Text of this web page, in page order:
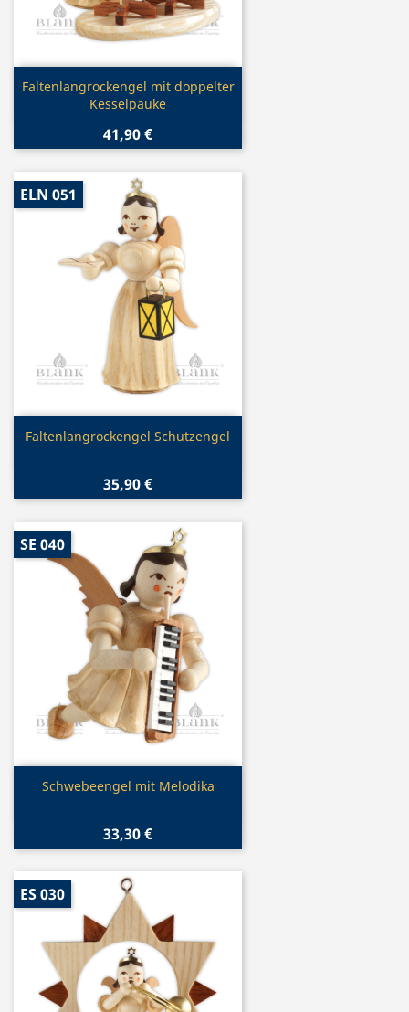
Vorschau
Faltenlangrockengel mit doppelter
Kesselpauke
41,90 €
Vorschau
Faltenlangrockengel Schutzengel
35,90 €
ELN 051
Vorschau
Schwebeengel mit Melodika
33,30 €
SE 040
ES 030